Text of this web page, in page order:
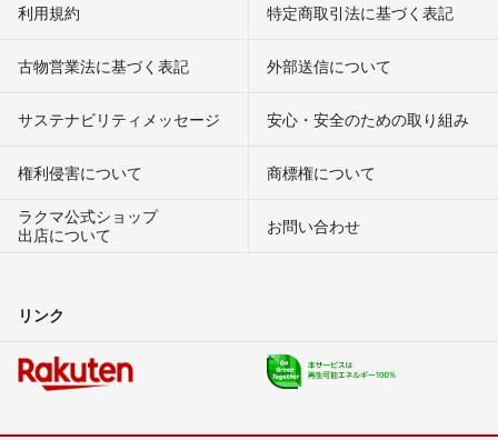
利用規約 特定商取引法に基づく表記
古物営業法に基づく表記 外部送信について
サステナビリティメッセージ 安心・安全のための取り組み
権利侵害について
商標権について
ラクマ公式ショップ
出店について
お問い合わせ
リンク